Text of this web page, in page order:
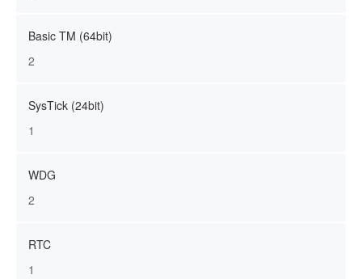
Basic TM (64bit)
2
SysTick (24bit)
1
WDG
2
RTC
1